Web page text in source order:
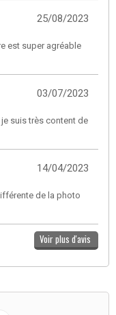
25/08/2023
est super agréable
03/07/2023
suis très content de
14/04/2023
de la photo
Voir plus d'avis